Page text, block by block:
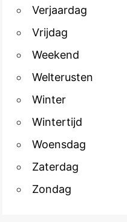
Verjaardag
Vrijdag
Weekend
Welterusten
Winter
Wintertijd
Woensdag
Zaterdag
Zondag